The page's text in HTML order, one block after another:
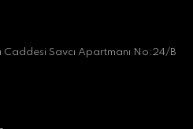
Caddesi Savcı Apartmanı No:24/B